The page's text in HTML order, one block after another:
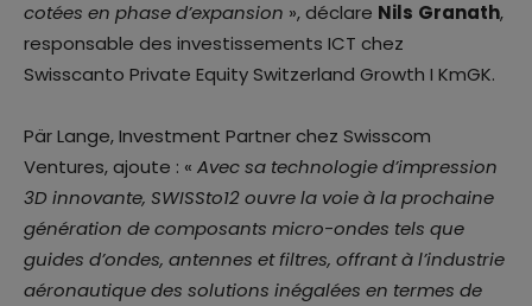
cotées en phase d’expansion », déclare Nils Granath,
responsable des investissements ICT chez
Swisscanto Private Equity Switzerland Growth I KmGK.
Pär Lange, Investment Partner chez Swisscom
Ventures, ajoute : « Avec sa technologie d’impression
3D innovante, SWISSto12 ouvre la voie à la prochaine
génération de composants micro-ondes tels que
guides d’ondes, antennes et filtres, offrant à l’industrie
aéronautique des solutions inégalées en termes de